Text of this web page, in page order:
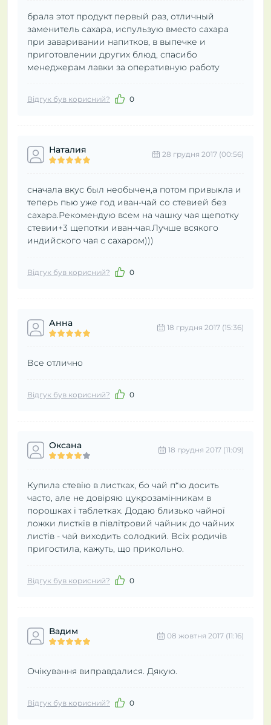
брала этот продукт первый раз, отличный
заменитель сахара, испульзую вместо сахара
при заваривании напитков, в выпечке и
приготовлении других блюд, спасибо
менеджерам лавки за оперативную работу
Відгук був корисний? 0
Наталия 28 грудня 2017 (00:56)
сначала вкус был необычен,а потом привыкла и
теперь пью уже год иван-чай со стевией без
сахара.Рекомендую всем на чашку чая щепотку
стевии+3 щепотки иван-чая.Лучше всякого
индийского чая с сахаром)))
Відгук був корисний? 0
Анна 18 грудня 2017 (15:36)
Все отлично
Відгук був корисний? 0
Оксана 18 грудня 2017 (11:09)
Купила стевію в листках, бо чай п*ю досить
часто, але не довіряю цукрозамінникам в
порошках і таблетках. Додаю близько чайної
ложки листків в півлітровий чайник до чайних
листів - чай виходить солодкий. Всіх родичів
пригостила, кажуть, що прикольно.
Відгук був корисний? 0
Вадим 08 жовтня 2017 (11:16)
Очікування виправдалися. Дякую.
Відгук був корисний? 0